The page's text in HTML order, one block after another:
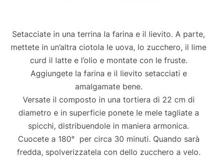
Setacciate in una terrina la farina e il lievito. A parte,
mettete in un’altra ciotola le uova, lo zucchero, il lime
curd il latte e l’olio e montate con le fruste.
Aggiungete la farina e il lievito setacciati e
amalgamate bene.
Versate il composto in una tortiera di 22 cm di
diametro e in superficie ponete le mele tagliate a
spicchi, distribuendole in maniera armonica.
Cuocete a 180° per circa 30 minuti. Quando sarà
fredda, spolverizzatela con dello zucchero a velo.